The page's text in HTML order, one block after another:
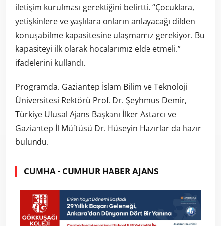
iletişim kurulması gerektiğini belirtti. “Çocuklara,
yetişkinlere ve yaşlılara onların anlayacağı dilden
konuşabilme kapasitesine ulaşmamız gerekiyor. Bu
kapasiteyi ilk olarak hocalarımız elde etmeli.”
ifadelerini kullandı.
Programda, Gaziantep İslam Bilim ve Teknoloji
Üniversitesi Rektörü Prof. Dr. Şeyhmus Demir,
Türkiye Ulusal Ajans Başkanı İlker Astarcı ve
Gaziantep İl Müftüsü Dr. Hüseyin Hazırlar da hazır
bulundu.
CUMHA - CUMHUR HABER AJANS